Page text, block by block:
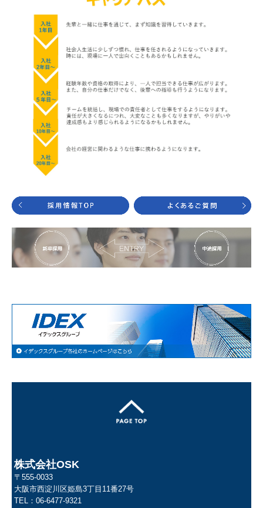
株式会社OSK
〒555-0033
大阪市西淀川区姫島3丁目11番27号
TEL：06-6477-9321